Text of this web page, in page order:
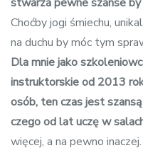
Choćby jogi śmiechu,
na duchu by móc tym
Dla mnie jako
instruktorskie od 2013
osób, ten czas jest
czego od lat uczę w
więcej, a na pewno